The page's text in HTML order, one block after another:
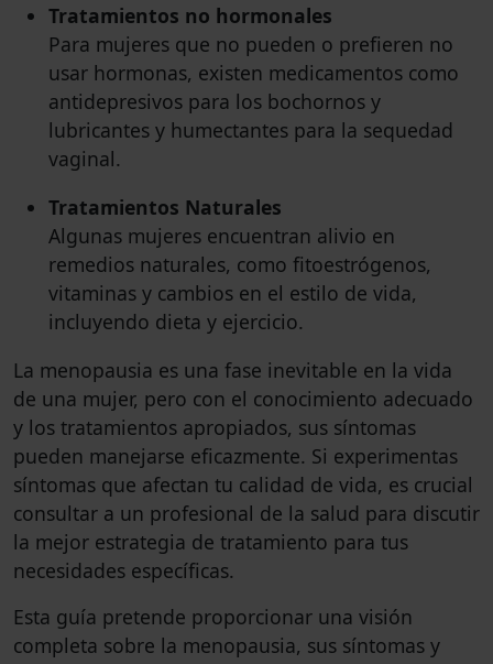
Tratamientos no hormonales
Para mujeres que no pueden o prefieren no
usar hormonas, existen medicamentos como
antidepresivos para los bochornos y
lubricantes y humectantes para la sequedad
vaginal.
Tratamientos Naturales
Algunas mujeres encuentran alivio en
remedios naturales, como fitoestrógenos,
vitaminas y cambios en el estilo de vida,
incluyendo dieta y ejercicio.
La menopausia es una fase inevitable en la vida
de una mujer, pero con el conocimiento adecuado
y los tratamientos apropiados, sus síntomas
pueden manejarse eficazmente. Si experimentas
síntomas que afectan tu calidad de vida, es crucial
consultar a un profesional de la salud para discutir
la mejor estrategia de tratamiento para tus
necesidades específicas.
Esta guía pretende proporcionar una visión
completa sobre la menopausia, sus síntomas y